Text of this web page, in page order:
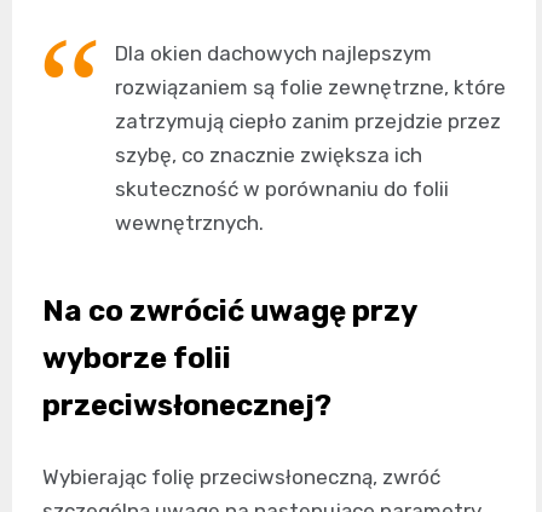
Dla okien dachowych najlepszym
rozwiązaniem są folie zewnętrzne, które
zatrzymują ciepło zanim przejdzie przez
szybę, co znacznie zwiększa ich
skuteczność w porównaniu do folii
wewnętrznych.
Na co zwrócić uwagę przy
wyborze folii
przeciwsłonecznej?
Wybierając folię przeciwsłoneczną, zwróć